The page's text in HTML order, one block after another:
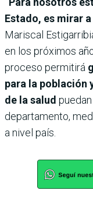
Estado, es mirar
Mariscal
en los próximos
proceso permitirá
para la población
de la salud
departamento,
a nivel país.